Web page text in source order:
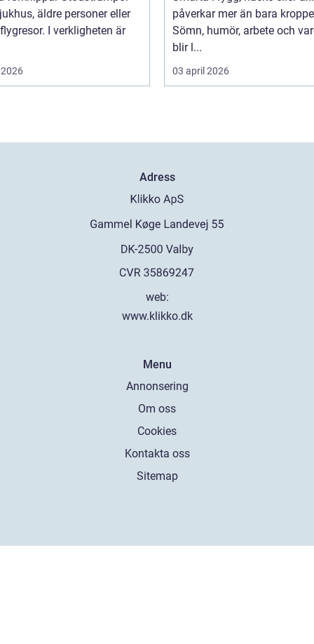
äldre personer eller
I verkligheten är
påverkar mer än bara
Sömn, humör, arbete och
blir l...
03 april 2026
Adress
web:
www.klikko.dk
Menu
Annonsering
Om oss
Cookies
Kontakta oss
Sitemap